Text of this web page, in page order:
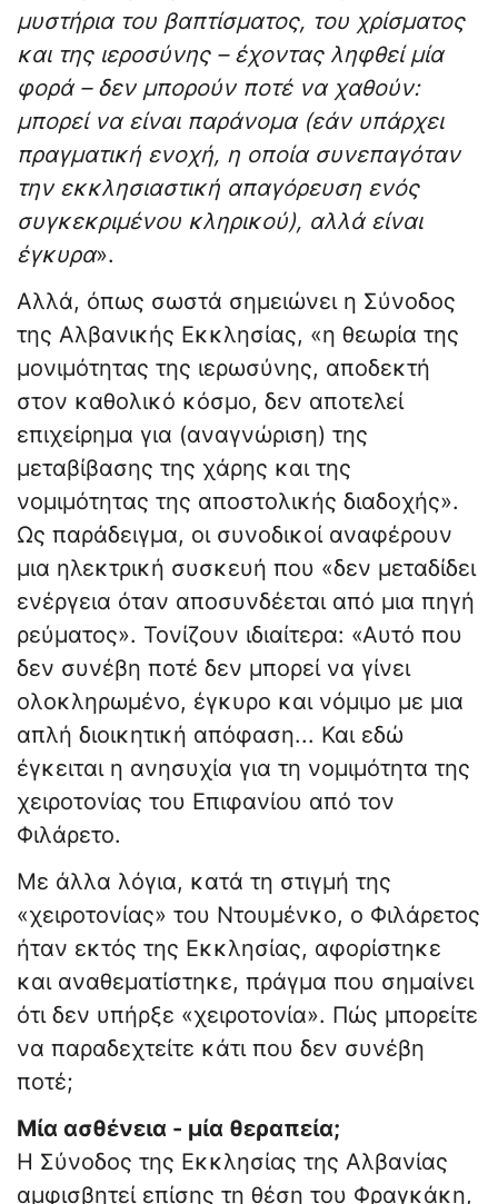
μυστήρια του βαπτίσματος, του χρίσματος
και της ιεροσύνης – έχοντας ληφθεί μία
φορά – δεν μπορούν ποτέ να χαθούν:
μπορεί να είναι παράνομα (εάν υπάρχει
πραγματική ενοχή, η οποία συνεπαγόταν
την εκκλησιαστική απαγόρευση ενός
συγκεκριμένου κληρικού), αλλά είναι
έγκυρα».
Αλλά, όπως σωστά σημειώνει η Σύνοδος
της Αλβανικής Εκκλησίας, «η θεωρία της
μονιμότητας της ιερωσύνης, αποδεκτή
στον καθολικό κόσμο, δεν αποτελεί
επιχείρημα για (αναγνώριση) της
μεταβίβασης της χάρης και της
νομιμότητας της αποστολικής διαδοχής».
Ως παράδειγμα, οι συνοδικοί αναφέρουν
μια ηλεκτρική συσκευή που «δεν μεταδίδει
ενέργεια όταν αποσυνδέεται από μια πηγή
ρεύματος». Τονίζουν ιδιαίτερα: «Αυτό που
δεν συνέβη ποτέ δεν μπορεί να γίνει
ολοκληρωμένο, έγκυρο και νόμιμο με μια
απλή διοικητική απόφαση... Και εδώ
έγκειται η ανησυχία για τη νομιμότητα της
χειροτονίας του Επιφανίου από τον
Φιλάρετο.
Με άλλα λόγια, κατά τη στιγμή της
«χειροτονίας» του Ντουμένκο, ο Φιλάρετος
ήταν εκτός της Εκκλησίας, αφορίστηκε
και αναθεματίστηκε, πράγμα που σημαίνει
ότι δεν υπήρξε «χειροτονία». Πώς μπορείτε
να παραδεχτείτε κάτι που δεν συνέβη
ποτέ;
Μία ασθένεια - μία θεραπεία;
Η Σύνοδος της Εκκλησίας της Αλβανίας
αμφισβητεί επίσης τη θέση του Φραγκάκη,